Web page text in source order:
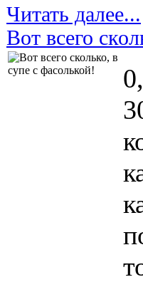
Читать далее...
Вот всего